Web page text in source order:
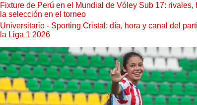
Fixture de Perú en el Mundial de Vóley Sub 17:
la selección en el torneo
Universitario - Sporting Cristal: día, hora y canal del
la Liga 1 2026